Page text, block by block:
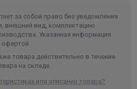
от -15 °C до 110 °C
среды до +40 °C
1"
нержавеющая сталь
нержавеющая сталь
за собой право без уведомления
внешний вид, комплектацию
Указанная информация
офертой.
товара действительно в течение
на складе.
или описании товара?